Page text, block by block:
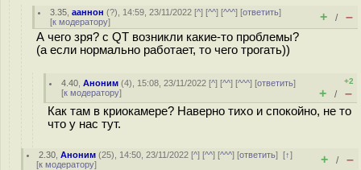
3.35 ,ааннон (?), 14:59, 23/11/2022 [^] [^^] [^^^] [ответить]
[к модератору] + / –
А чего зря? с QT возникли какие-то проблемы?
(а если нормально работает, то чего трогать))
4.40 ,Аноним (4), 15:08, 23/11/2022 [^] [^^] [^^^] [ответить]
[к модератору]
+2
+ / –
Как там в криокамере? Наверно тихо и спокойно, не то
что у нас тут.
2.30 ,Аноним (25), 14:50, 23/11/2022 [^] [^^] [^^^] [ответить][↑]
[к модератору] + / –